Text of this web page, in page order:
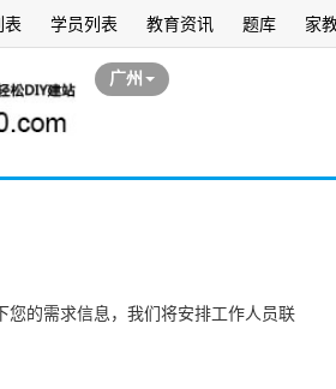
表 学员列表 教育资讯 题库 家
广州
的需求信息，我们将安排工作人员联